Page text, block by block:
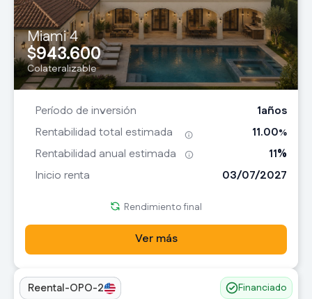
Miami 4
943.600
$
Colateralizable
Período de inversión 1años
Rentabilidad total estimada
11.00%
Rentabilidad anual estimada 11%
Inicio renta
03/07/2027
Rendimiento final
Ver más
Reental-OPO-2 Financiado